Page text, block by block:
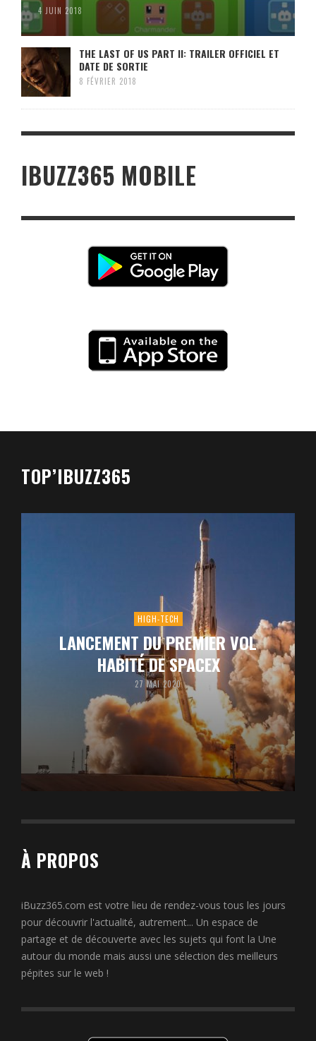
4 JUIN 2018
THE LAST OF US PART II: TRAILER OFFICIEL ET
DATE DE SORTIE
8 FÉVRIER 2018
IBUZZ365 MOBILE
TOP’IBUZZ365
HIGH-TECH
LANCEMENT DU PREMIER VOL
HABITÉ DE SPACEX
27 MAI 2020
À PROPOS
iBuzz365.com est votre lieu de rendez-vous tous les jours
pour découvrir l'actualité, autrement... Un espace de
partage et de découverte avec les sujets qui font la Une
autour du monde mais aussi une sélection des meilleurs
pépites sur le web !